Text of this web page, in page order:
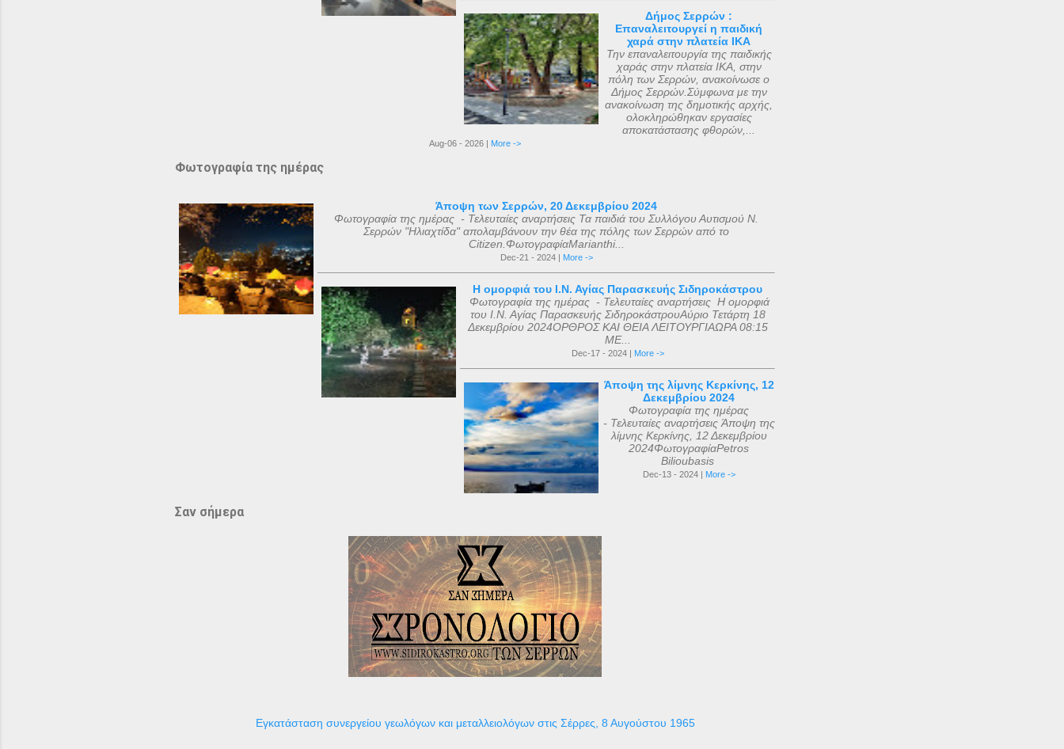
Δήμος Σερρών :
Επαναλειτουργεί η παιδική
χαρά στην πλατεία ΙΚΑ
Την επαναλειτουργία της παιδικής
χαράς στην πλατεία ΙΚΑ, στην
πόλη των Σερρών, ανακοίνωσε ο
Δήμος Σερρών.Σύμφωνα με την
ανακοίνωση της δημοτικής αρχής,
ολοκληρώθηκαν εργασίες
αποκατάστασης φθορών,...
Aug-06 - 2026 | More ->
Φωτογραφία της ημέρας
Άποψη των Σερρών, 20 Δεκεμβρίου 2024
Φωτογραφία της ημέρας - Τελευταίες αναρτήσεις Τα παιδιά του Συλλόγου Αυτισμού Ν.
Σερρών "Ηλιαχτίδα" απολαμβάνουν την θέα της πόλης των Σερρών από το
Citizen.ΦωτογραφίαMarianthi...
Dec-21 - 2024 | More ->
Η ομορφιά του Ι.Ν. Αγίας Παρασκευής Σιδηροκάστρου
Φωτογραφία της ημέρας - Τελευταίες αναρτήσεις Η ομορφιά
του Ι.Ν. Αγίας Παρασκευής ΣιδηροκάστρουΑύριο Τετάρτη 18
Δεκεμβρίου 2024ΟΡΘΡΟΣ ΚΑΙ ΘΕΙΑ ΛΕΙΤΟΥΡΓΙΑΩΡΑ 08:15
ΜΕ...
Dec-17 - 2024 | More ->
Άποψη της λίμνης Κερκίνης, 12
Δεκεμβρίου 2024
Φωτογραφία της ημέρας
- Τελευταίες αναρτήσεις Άποψη της
λίμνης Κερκίνης, 12 Δεκεμβρίου
2024ΦωτογραφίαPetros
Bilioubasis
Dec-13 - 2024 | More ->
Σαν σήμερα
Εγκατάσταση συνεργείου γεωλόγων και μεταλλειολόγων στις Σέρρες, 8 Αυγούστου 1965